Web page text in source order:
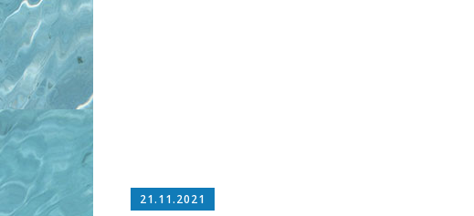
21.11.2021